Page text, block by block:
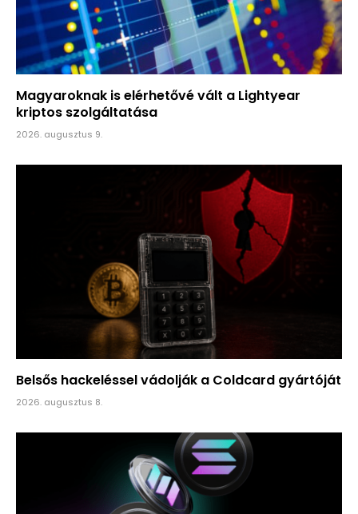
Magyaroknak is elérhetővé vált a Lightyear
kriptos szolgáltatása
2026. augusztus 9.
Belsős hackeléssel vádolják a Coldcard gyártóját
2026. augusztus 8.